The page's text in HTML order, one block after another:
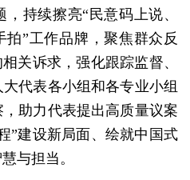
持续擦亮“民意码上说、
拍”工作品牌，聚焦群众反
关诉求，强化跟踪监督、
代表各小组和各专业小组
助力代表提出高质量议案
”建设新局面、绘就中国式
与担当。